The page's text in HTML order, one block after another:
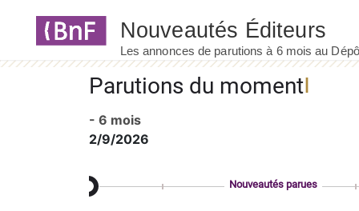
Parutions du moment
- 6 mois
2/9/2026
Nouveautés parues